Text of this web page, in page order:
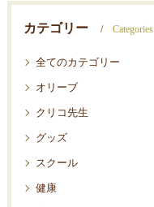
カテゴリー Categories
全てのカテゴリー
オリーブ
クリコ先生
グッズ
スクール
健康